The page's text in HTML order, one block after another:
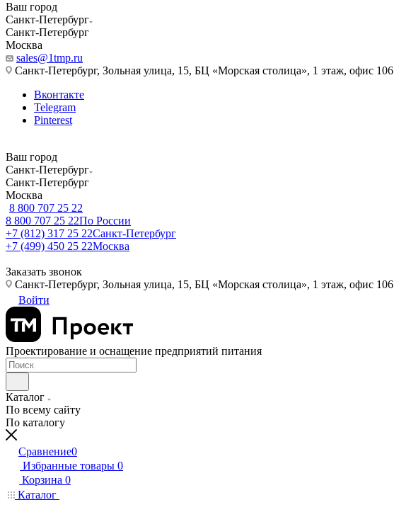
Ваш город
Санкт-Петербург
Санкт-Петербург
Москва
sales@1tmp.ru
Санкт-Петербург, Зольная улица, 15, БЦ «Морская столица», 1 этаж, офис 106
Вконтакте
Telegram
Pinterest
Ваш город
Санкт-Петербург
Санкт-Петербург
Москва
8 800 707 25 22
8 800 707 25 22По России
+7 (812) 317 25 22Санкт-Петербург
+7 (499) 450 25 22Москва
Заказать звонок
Санкт-Петербург, Зольная улица, 15, БЦ «Морская столица», 1 этаж, офис 106
Войти
Проектирование и оснащение предприятий питания
Каталог
По всему сайту
По каталогу
Сравнение0
Избранные товары 0
Корзина 0
Каталог